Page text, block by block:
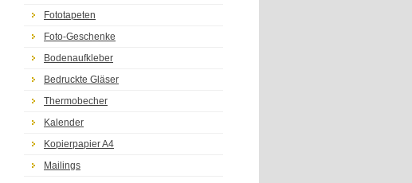
Fototapeten
Foto-Geschenke
Bodenaufkleber
Bedruckte Gläser
Thermobecher
Kalender
Kopierpapier A4
Mailings